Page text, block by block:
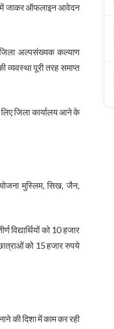
में जाकर ऑफलाइन आवेदन
जिला अल्पसंख्यक कल्याण
व्यवस्था पूरी तरह समाप्त
जिला कार्यालय आने के
मुस्लिम, सिख, जैन,
विद्यार्थियों को 10 हजार
छात्राओं को 15 हजार रुपये
की दिशा में काम कर रही